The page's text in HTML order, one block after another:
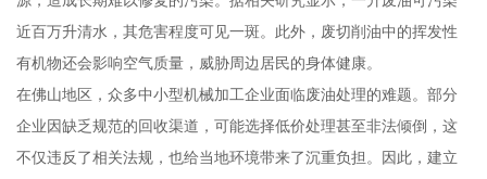
近百万升清水，其危害程度可见一斑。此外，废切削油中的挥发性
有机物还会影响空气质量，威胁周边居民的身体健康。
在佛山地区，众多中小型机械加工企业面临废油处理的难题。部分
企业因缺乏规范的回收渠道，可能选择低价处理甚至非法倾倒，这
不仅违反了相关法规，也给当地环境带来了沉重负担。因此，建立